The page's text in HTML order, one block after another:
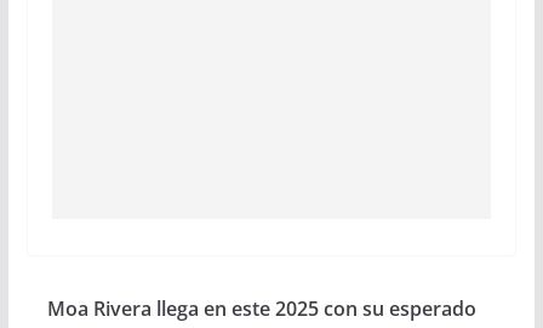
Moa Rivera llega en este 2025 con su esperado